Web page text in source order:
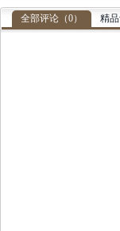
全部评论（0） 精